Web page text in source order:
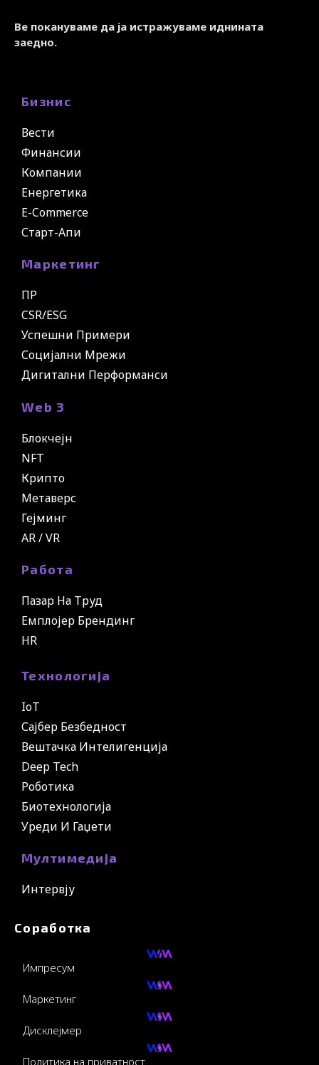
Ве покануваме да ја истражуваме иднината
заедно.
Бизнис
Вести
Финансии
Компании
Енергетика
E-Commerce
Старт-Апи
Маркетинг
ПР
CSR/ESG
Успешни Примери
Социјални Мрежи
Дигитални Перформанси
Web 3
Блокчејн
NFT
Крипто
Метаверс
Гејминг
AR / VR
Работа
Пазар На Труд
Емплојер Брендинг
HR
Технологија
IoT
Сајбер Безбедност
Вештачка Интелигенција
Deep Tech
Роботика
Биотехнологија
Уреди И Гаџети
Мултимедија
Интервју
Соработка
Импресум
Маркетинг
Дисклејмер
Политика на приватност